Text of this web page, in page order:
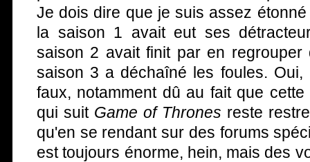
Je dois dire que je suis assez
la saison 1 avait eut ses
saison 2 avait finit par en regrouper
saison 3 a déchaîné les foules. Oui,
faux, notamment dû au fait que
qui suit Game of Thrones reste
qu'en se rendant sur des forums
est toujours énorme, hein, mais des